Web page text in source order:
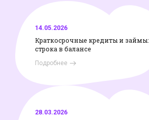
14.05.2026
Краткосрочные кредиты и займы:
строка в балансе
Подробнее
28.03.2026